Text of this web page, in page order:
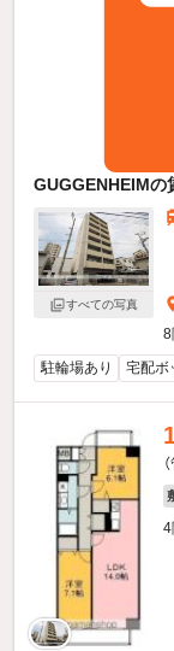
GUGGENHEIMの
すべての写真
8
駐輪場あり
宅配ボ
4